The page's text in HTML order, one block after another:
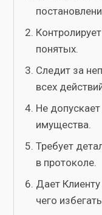
понятых.
Следит за
всех
Не
имущества.
Требует
в протоколе.
Дает
чего